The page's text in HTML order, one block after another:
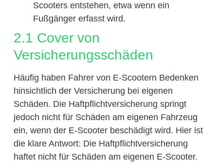
Scooters entstehen, etwa wenn ein
Fußgänger erfasst wird.
2.1 Cover von
Versicherungsschäden
Häufig haben Fahrer von E-Scootern Bedenken
hinsichtlich der Versicherung bei eigenen
Schäden. Die Haftpflichtversicherung springt
jedoch nicht für Schäden am eigenen Fahrzeug
ein, wenn der E-Scooter beschädigt wird. Hier ist
die klare Antwort: Die Haftpflichtversicherung
haftet nicht für Schäden am eigenen E-Scooter.